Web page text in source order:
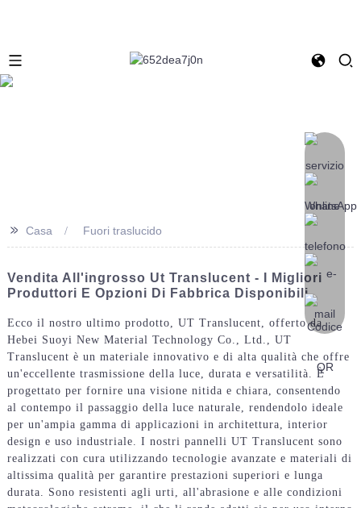
>> Casa Fuori traslucido
Vendita All'ingrosso Ut Translucent - I Migliori
Produttori E Opzioni Di Fabbrica Disponibili
Ecco il nostro ultimo prodotto, UT Translucent, offerto da
Hebei Suoyi New Material Technology Co., Ltd., UT
Translucent è un materiale innovativo e di alta qualità che offre
un'eccellente trasmissione della luce, durata e versatilità. È
progettato per fornire una visione nitida e chiara, consentendo
al contempo il passaggio della luce naturale, rendendolo ideale
per un'ampia gamma di applicazioni in architettura, interior
design e uso industriale. I nostri pannelli UT Translucent sono
realizzati con cura utilizzando tecnologie avanzate e materiali di
altissima qualità per garantire prestazioni superiori e lunga
durata. Sono resistenti agli urti, all'abrasione e alle condizioni